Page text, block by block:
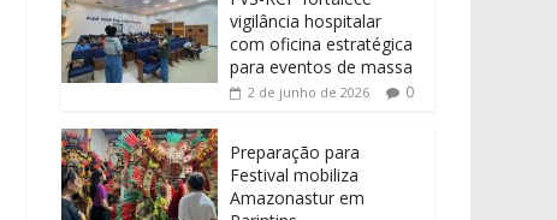
vigilância hospitalar
com oficina estratégica
para eventos de massa
2 de junho de 2026 0
Preparação para
Festival mobiliza
Amazonastur em